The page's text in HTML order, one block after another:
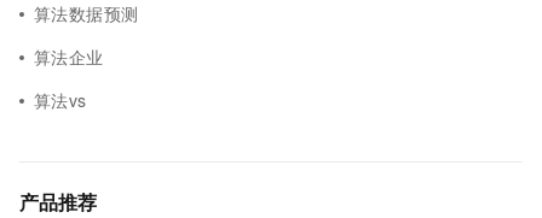
算法数据预测
算法企业
算法vs
产品推荐